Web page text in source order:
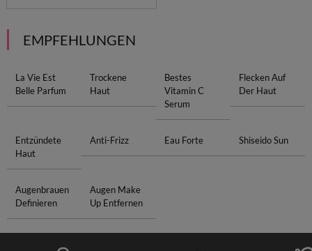
EMPFEHLUNGEN
La Vie Est
Belle Parfum
Trockene
Haut
Bestes
Vitamin C
Serum
Flecken Auf
Der Haut
Entzündete
Haut
Anti-Frizz Eau Forte Shiseido Sun
Augenbrauen
Definieren
Augen Make
Up Entfernen